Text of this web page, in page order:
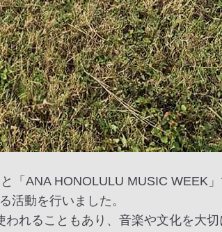
ANA HONOLULU MUSIC WEEK」
活動を行いました。
れることもあり、音楽や文化を大切